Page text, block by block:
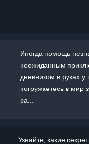
Иногда помощь
неожиданным
дневником в руках у
погружаетесь в мир
ра...
Узнайте, какие